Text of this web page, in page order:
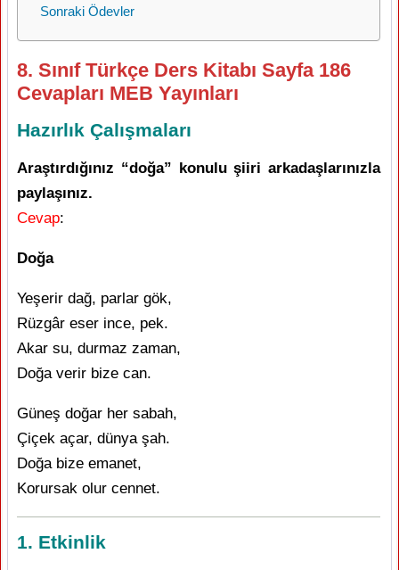
Sonraki Ödevler
8. Sınıf Türkçe Ders Kitabı Sayfa 186
Cevapları MEB Yayınları
Hazırlık Çalışmaları
Araştırdığınız “doğa” konulu şiiri arkadaşlarınızla
paylaşınız.
Cevap:
Doğa
Yeşerir dağ, parlar gök,
Rüzgâr eser ince, pek.
Akar su, durmaz zaman,
Doğa verir bize can.
Güneş doğar her sabah,
Çiçek açar, dünya şah.
Doğa bize emanet,
Korursak olur cennet.
1. Etkinlik